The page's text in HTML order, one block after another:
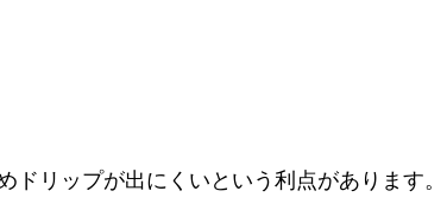
リップが出にくいという利点があります。